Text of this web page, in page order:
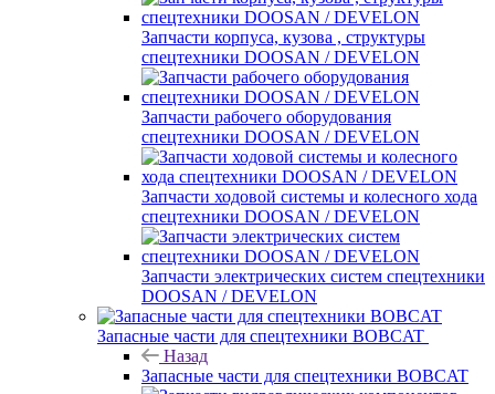
Запчасти корпуса, кузова , структуры
спецтехники DOOSAN / DEVELON
Запчасти рабочего оборудования
спецтехники DOOSAN / DEVELON
Запчасти ходовой системы и колесного хода
спецтехники DOOSAN / DEVELON
Запчасти электрических систем спецтехники
DOOSAN / DEVELON
Запасные части для спецтехники BOBCAT
Назад
Запасные части для спецтехники BOBCAT